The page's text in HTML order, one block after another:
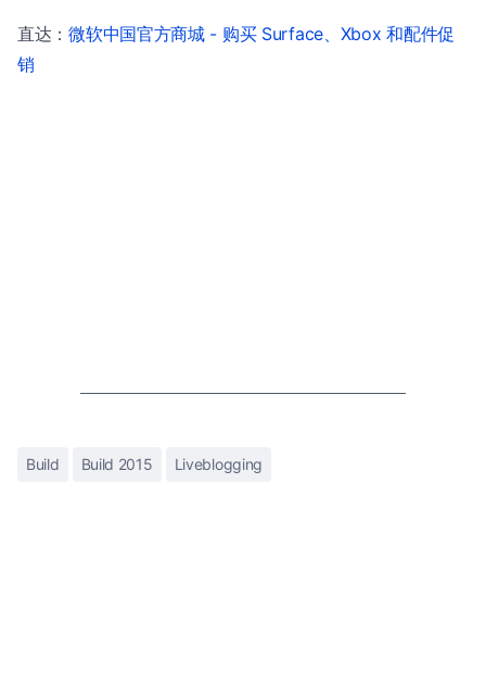
直达：微软中国官方商城 - 购买 Surface、Xbox 和配件促
销
Build Build 2015 Liveblogging